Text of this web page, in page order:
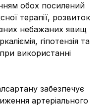
обох посилений
терапії, розвиток
небажаних явищ
гіпотензія та
використанні
забезпечує
артеріального